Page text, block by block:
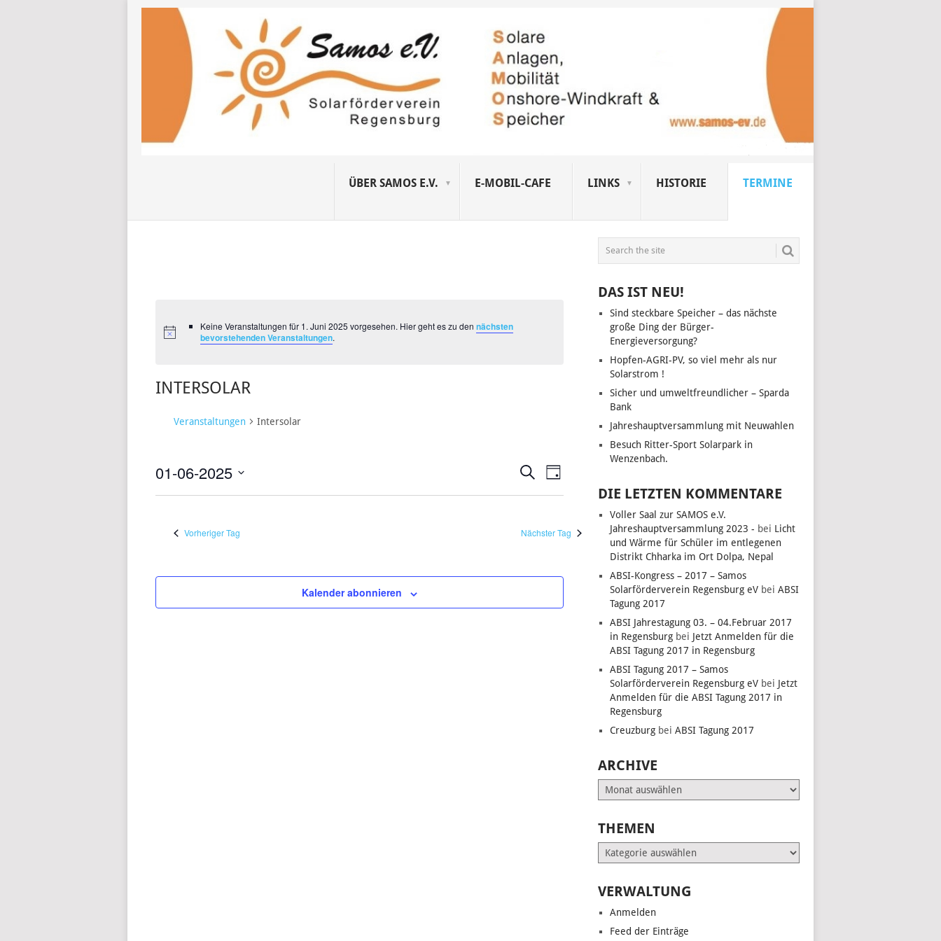
ÜBER SAMOS E.V. E-MOBIL-CAFE LINKS HISTORIE TERMINE
Keine Veranstaltungen für 1. Juni 2025 vorgesehen. Hier geht es zu den nächsten
bevorstehenden Veranstaltungen.
INTERSOLAR
Veranstaltungen Intersolar
VERANSTALTUNGEN
SUCHE
ANSICHTEN,
NAVIGATION
Suche VERANSTALTUNG
ANSICHTEN-
NAVIGATION
Tag
01-06-2025
Vorheriger Tag Nächster Tag
Kalender abonnieren
DAS IST NEU!
Sind steckbare Speicher – das nächste
große Ding der Bürger-
Energieversorgung?
Hopfen-AGRI-PV, so viel mehr als nur
Solarstrom !
Sicher und umweltfreundlicher – Sparda
Bank
Jahreshauptversammlung mit Neuwahlen
Besuch Ritter-Sport Solarpark in
Wenzenbach.
DIE LETZTEN KOMMENTARE
Voller Saal zur SAMOS e.V.
Jahreshauptversammlung 2023 - bei Licht
und Wärme für Schüler im entlegenen
Distrikt Chharka im Ort Dolpa, Nepal
ABSI-Kongress – 2017 – Samos
Solarförderverein Regensburg eV beiABSI
Tagung 2017
ABSI Jahrestagung 03. – 04.Februar 2017
in Regensburg bei Jetzt Anmelden für die
ABSI Tagung 2017 in Regensburg
ABSI Tagung 2017 – Samos
Solarförderverein Regensburg eV bei Jetzt
Anmelden für die ABSI Tagung 2017 in
Regensburg
Creuzburg beiABSI Tagung 2017
ARCHIVE
Archive
THEMEN
Themen
VERWALTUNG
Anmelden
Feed der Einträge